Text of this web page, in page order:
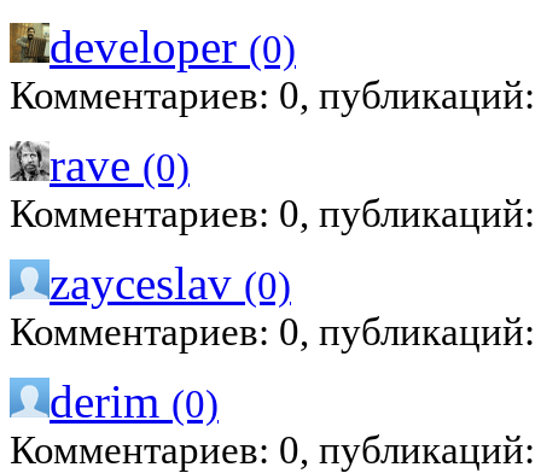
developer (0)
Комментариев: 0,
rave (0)
Комментариев: 0,
zayceslav (0)
Комментариев: 0,
derim (0)
Комментариев: 0,